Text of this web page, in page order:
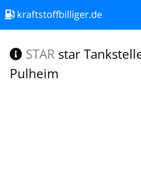
kraftstoffbilliger.de
STAR star
Pulheim